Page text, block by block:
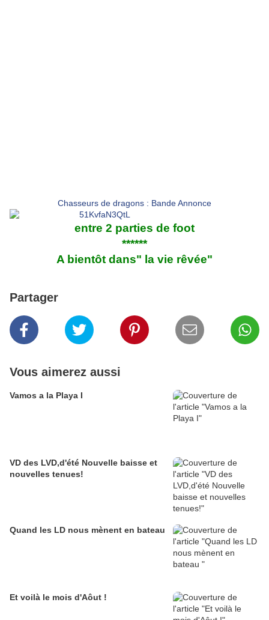
Chasseurs de dragons : Bande Annonce
entre 2 parties de foot
******
A bientôt dans" la vie rêvée"
Partager
Vous aimerez aussi
Vamos a la Playa I
VD des LVD,d'été Nouvelle baisse et
nouvelles tenues!
Quand les LD nous mènent en bateau
Et voilà le mois d'Aôut !